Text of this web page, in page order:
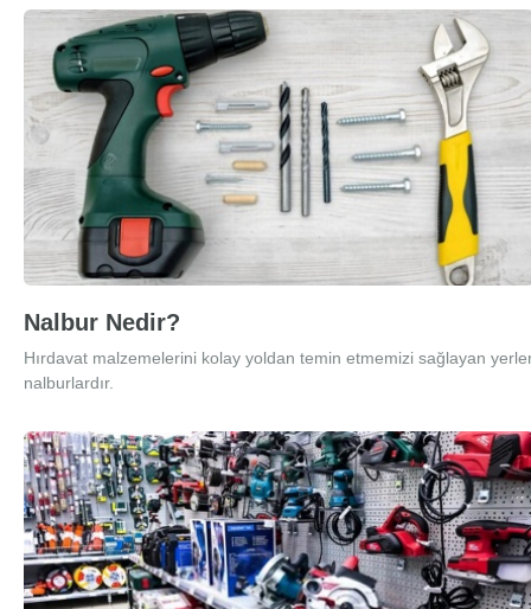
Nalbur Nedir?
Hırdavat malzemelerini kolay yoldan temin etmemizi sağlayan
nalburlardır.